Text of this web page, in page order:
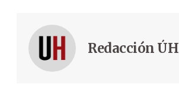
Redacción ÚH